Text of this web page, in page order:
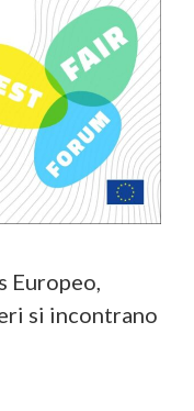
Europeo,
si incontrano